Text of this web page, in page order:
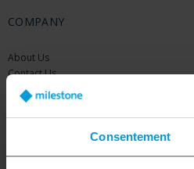
Consentement
COMPANY
About Us
Contact Us
Offices
Careers
Share your feedback